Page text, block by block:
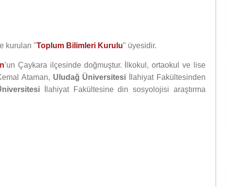
kurulan "Toplum Bilimleri Kurulu" üyesidir.
’un Çaykara ilçesinde doğmuştur. İlkokul, ortaokul ve lise
Ataman, Uludağ Üniversitesi İlahiyat Fakültesinden
İlahiyat Fakültesine din sosyolojisi araştırma